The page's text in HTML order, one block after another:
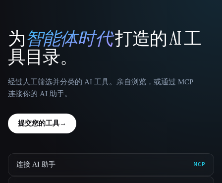
That AI Collection
为智能体时代打造的 AI 工
具目录。
经过人工筛选并分类的 AI 工具。亲自浏览，或通过 MCP
连接你的 AI 助手。
提交您的工具→
连接 AI 助手 MCP